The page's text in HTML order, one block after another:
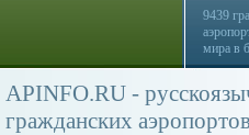
9439
мира в
APINFO.RU -
гражданских